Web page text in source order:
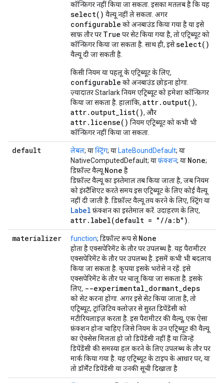
कॉन्फ़िगर नहीं किया जा सकता. इसका मतलब है कि यह
select() वैल्यू नहीं ले सकता. अगर
configurable को अनबाउंड किया गया है या इसे
साफ़ तौर पर True पर सेट किया गया है, तो एट्रिब्यूट को
कॉन्फ़िगर किया जा सकता है. साथ ही, इसेselect()
वैल्यू दी जा सकती है.
किसी नियम या पहलू के एट्रिब्यूट के लिए,
configurable को अनबाउंड छोड़ना होगा.
ज़्यादातर Starlark नियम एट्रिब्यूट को हमेशा कॉन्फ़िगर
किया जा सकता है. हालांकि, attr.output(),
attr.output_list(), और
attr.license() नियम एट्रिब्यूट को कभी भी
कॉन्फ़िगर नहीं किया जा सकता.
default लेबल; यास्ट्रिंग; या LateBoundDefault; या
NativeComputedDefault; याफ़ंक्शन; या None;
डिफ़ॉल्ट वैल्यू None है
डिफ़ॉल्ट वैल्यू का इस्तेमाल तब किया जाता है, जब नियम
को इंस्टैंशिएट करते समय इस एट्रिब्यूट के लिए कोई वैल्यू
नहीं दी जाती है. डिफ़ॉल्ट वैल्यू तय करने के लिए, स्ट्रिंग या
Label फ़ंक्शन का इस्तेमाल करें. उदाहरण के लिए,
attr. label(default = " //a:b")
materializer function; डिफ़ॉल्ट रूप सेNone
होता हैएक्सपेरिमेंट के तौर पर उपलब्ध है . यह पैरामीटर
एक्सपेरिमेंट के तौर पर उपलब्ध है. इसमें कभी भी बदलाव
किया जा सकता है. कृपया इसके भरोसे न रहें. इसे
एक्सपेरिमेंट के तौर पर चालू किया जा सकता है. इसके
लिए, --experimental_dormant_deps
को सेट करना होगा. अगर इसे सेट किया जाता है, तो
एट्रिब्यूट, ट्रांज़िटिव क्लोज़र से सुस्त डिपेंडेंसी को
मटीरियलाइज़ करता है. इस पैरामीटर की वैल्यू, एक ऐसा
फ़ंक्शन होना चाहिए जिसे नियम के उन एट्रिब्यूट की वैल्यू
का ऐक्सेस मिलता हो जो डिपेंडेंसी नहीं हैं या जिन्हें
डिपेंडेंसी की समस्या हल करने के लिए उपलब्ध के तौर पर
मार्क किया गया है. यह एट्रिब्यूट के टाइप के आधार पर, या
तो डॉर्मेंट डिपेंडेंसी या उनकी सूची दिखाता है